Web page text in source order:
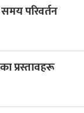
परिवर्तन
प्रस्तावहरू